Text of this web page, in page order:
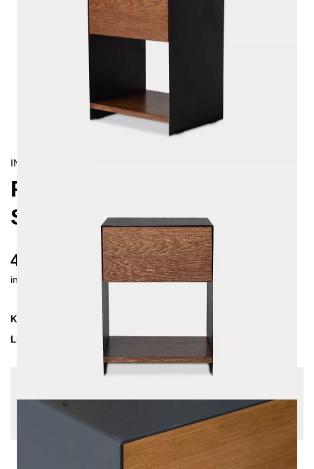
INDUSTRIAL/
RAMUS NACHTTISCH MIT
SCHUBLADE
475 €
inkl. MwSt. inkl. Versandkosten (DE)
Kollektion
RAMUS
Lieferzeit
3-4 Wochen| vsl. 27. Aug - 3. Sep
Farben:
Schwarz, Holzfarbe: Eiche in Nussbaum
Farbe, Schubladenfront: Gerade Kante